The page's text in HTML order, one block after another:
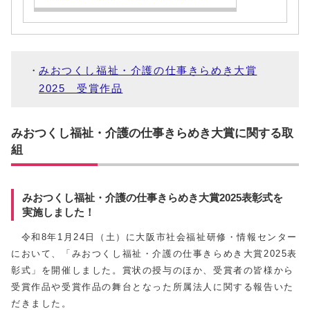
みおつくし福祉・介護の仕事きらめき大賞
2025 受賞作品
みおつくし福祉・介護の仕事きらめき大賞に関する取
組
みおつくし福祉・介護の仕事きらめき大賞2025表彰式を
実施しました！
令和8年1月24日（土）に大阪市社会福祉研修・情報センター
において、「みおつくし福祉・介護の仕事きらめき大賞2025表
彰式」を開催しました。賞状の授与のほか、受賞者の皆様から
受賞作品や受賞作品の舞台となった所属法人に関する報告いた
だきました。